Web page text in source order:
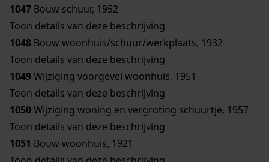
1047 Bouw schuur, 1952
Toon details van deze beschrijving
1048 Bouw woonhuis/schuur/werkplaats, 1932
Toon details van deze beschrijving
1049Wijziging voorgevel woonhuis, 1951
Toon details van deze beschrijving
1050Wijziging woning en vergroting schuurtje, 1957
Toon details van deze beschrijving
1051 Bouw woonhuis, 1921